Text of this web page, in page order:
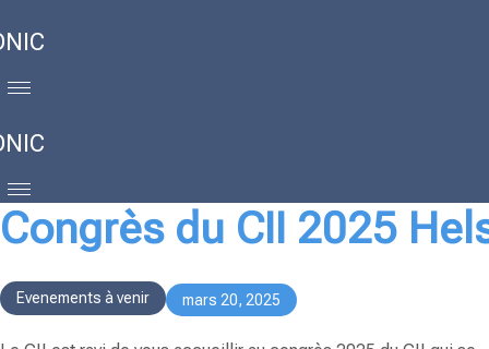
Congrès du CII 2025
Evenements à venir mars 20, 2025